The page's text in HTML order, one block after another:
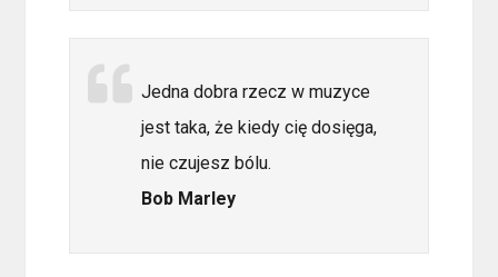
Jedna dobra rzecz w muzyce
jest taka, że kiedy cię dosięga,
nie czujesz bólu.
Bob Marley